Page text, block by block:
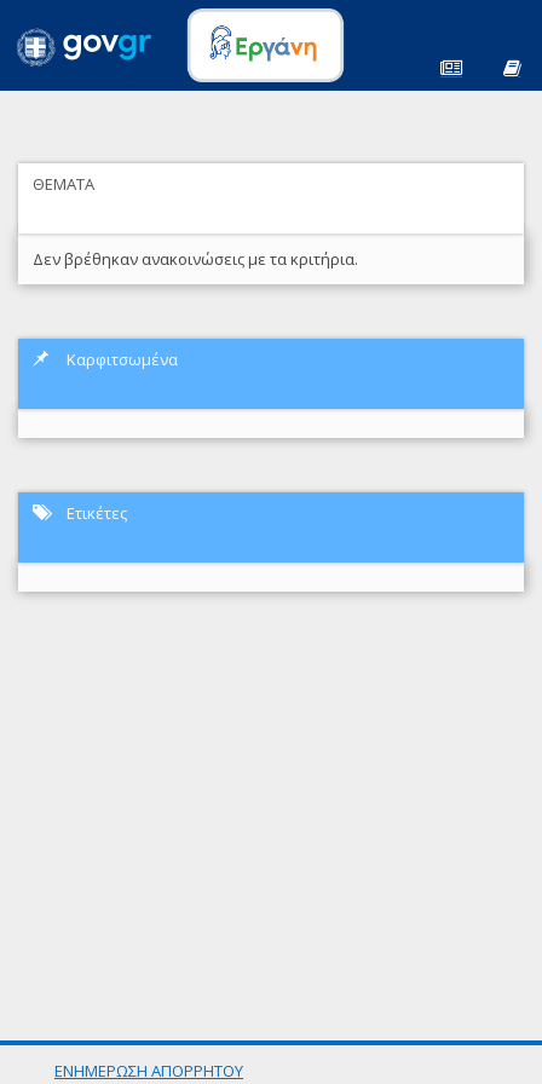
ΘΕΜΑΤΑ
Δεν βρέθηκαν ανακοινώσεις με τα κριτήρια.
Καρφιτσωμένα
Ετικέτες
ΕΝΗΜΕΡΩΣΗ ΑΠΟΡΡΗΤΟΥ